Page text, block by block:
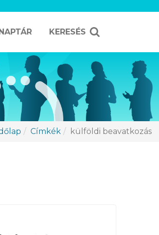
KERESÉS
Címkék külföldi beavatkozás